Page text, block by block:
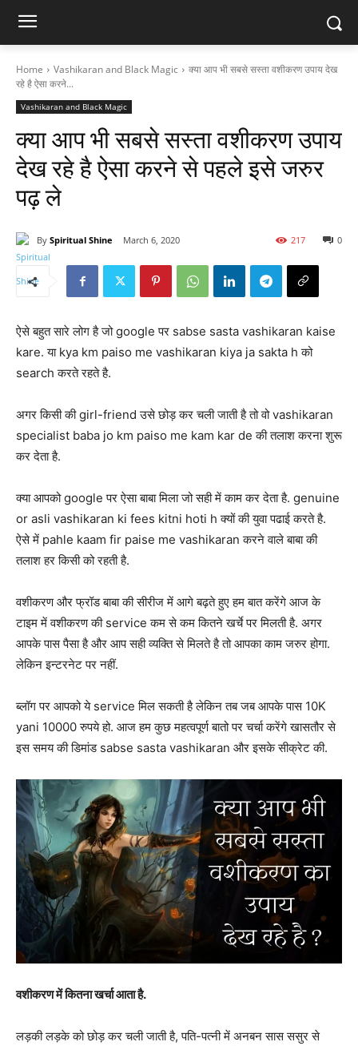
Home Vashikaran and Black Magic
क्या आप भी सबसे सस्ता वशीकरण उपाय देख
रहे है ऐसा करने...
Vashikaran and Black Magic
क्या आप भी सबसे सस्ता वशीकरण उपाय
देख रहे है ऐसा करने से पहले इसे जरुर
पढ़ ले
By Spiritual Shine March 6, 2020 0
217
ऐसे बहुत सारे लोग है जो google पर sabse sasta vashikaran kaise
kare. या kya km paiso me vashikaran kiya ja sakta h को
search करते रहते है.
अगर किसी की girl-friend उसे छोड़ कर चली जाती है तो वो vashikaran
specialist baba jo km paiso me kam kar de की तलाश करना शुरू
कर देता है.
क्या आपको google पर ऐसा बाबा मिला जो सही में काम कर देता है. genuine
or asli vashikaran ki fees kitni hoti h क्यों की युवा पढाई करते है.
ऐसे में pahle kaam fir paise me vashikaran करने वाले बाबा की
तलाश हर किसी को रहती है.
वशीकरण और फ्रॉड बाबा की सीरीज में आगे बढ़ते हुए हम बात करेंगे आज के
टाइम में वशीकरण की service कम से कम कितने खर्चे पर मिलती है. अगर
आपके पास पैसा है और आप सही व्यक्ति से मिलते है तो आपका काम जरुर होगा.
लेकिन इन्टरनेट पर नहीं.
ब्लॉग पर आपको ये service मिल सकती है लेकिन तब जब आपके पास 10K
yani 10000 रुपये हो. आज हम कुछ महत्वपूर्ण बातो पर चर्चा करेंगे खासतौर से
इस समय की डिमांड sabse sasta vashikaran और इसके सीक्रेट की.
वशीकरण में कितना खर्चा आता है.
लड़की लड़के को छोड़ कर चली जाती है, पति-पत्नी में अनबन सास ससुर से